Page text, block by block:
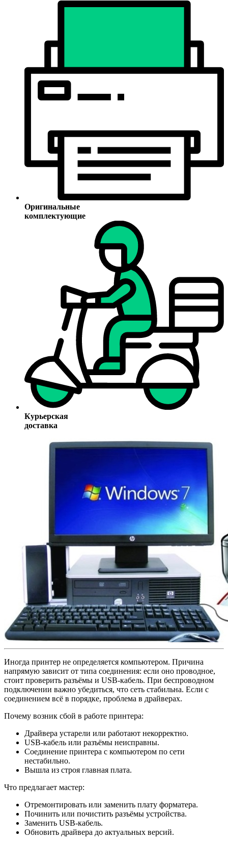
Оригинальные
комплектующие
Курьерская
доставка
Иногда принтер не определяется компьютером. Причина
напрямую зависит от типа соединения: если оно проводное,
стоит проверить разъёмы и USB-кабель. При беспроводном
подключении важно убедиться, что сеть стабильна. Если с
соединением всё в порядке, проблема в драйверах.
Почему возник сбой в работе принтера:
Драйвера устарели или работают некорректно.
USB-кабель или разъёмы неисправны.
Соединение принтера с компьютером по сети
нестабильно.
Вышла из строя главная плата.
Что предлагает мастер:
Отремонтировать или заменить плату форматера.
Починить или почистить разъёмы устройства.
Заменить USB-кабель.
Обновить драйвера до актуальных версий.